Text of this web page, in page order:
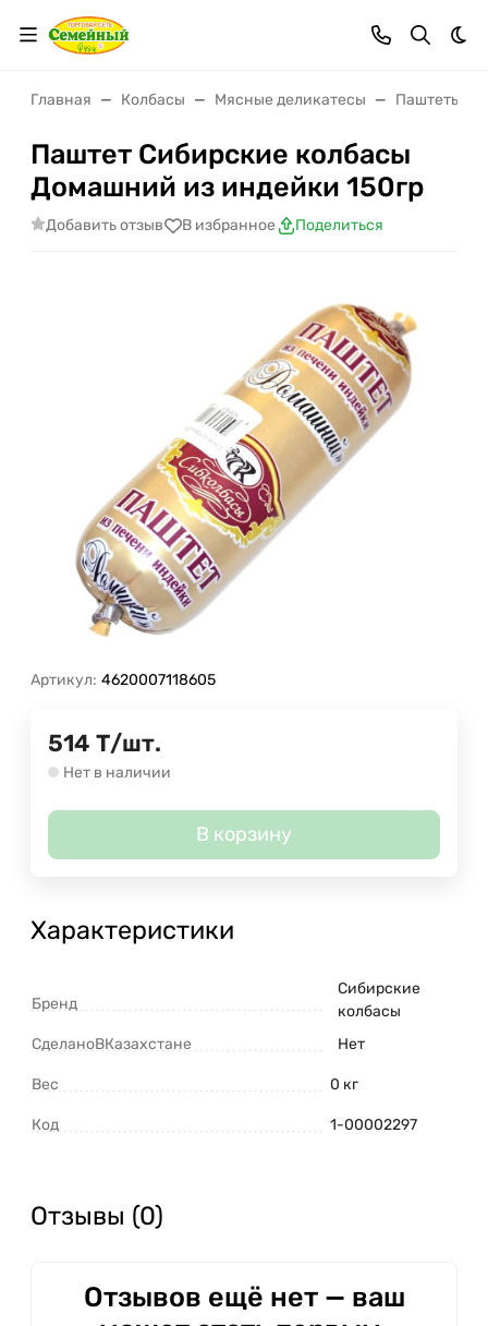
Главная Колбасы Мясные деликатесы Паштеты
Паштет Сибирские колбасы
Домашний из индейки 150гр
Добавить отзыв В избранное Поделиться
Артикул: 4620007118605
514 Т/шт.
Нет в наличии
В корзину
Характеристики
Бренд
Сибирские
колбасы
СделаноВКазахстане
Нет
Вес 0 кг
Код 1-00002297
Отзывы (0)
Отзывов ещё нет — ваш